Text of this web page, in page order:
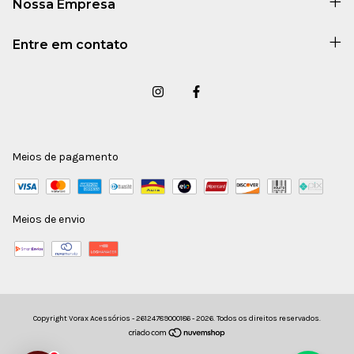
Nossa Empresa
Entre em contato
Meios de pagamento
Meios de envio
Copyright Vorax Acessórios - 26124789000186 - 2026. Todos os direitos reservados.